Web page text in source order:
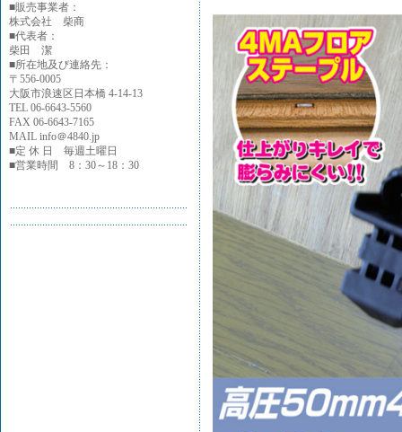
■販売事業者：
株式会社 柴商
■代表者：
柴田 潔
■所在地及び連絡先：
〒556-0005
大阪市浪速区日本橋 4-14-13
TEL 06-6643-5560
FAX 06-6643-7165
MAIL info＠4840.jp
■定 休 日 毎週土曜日
■営業時間 8：30～18：30